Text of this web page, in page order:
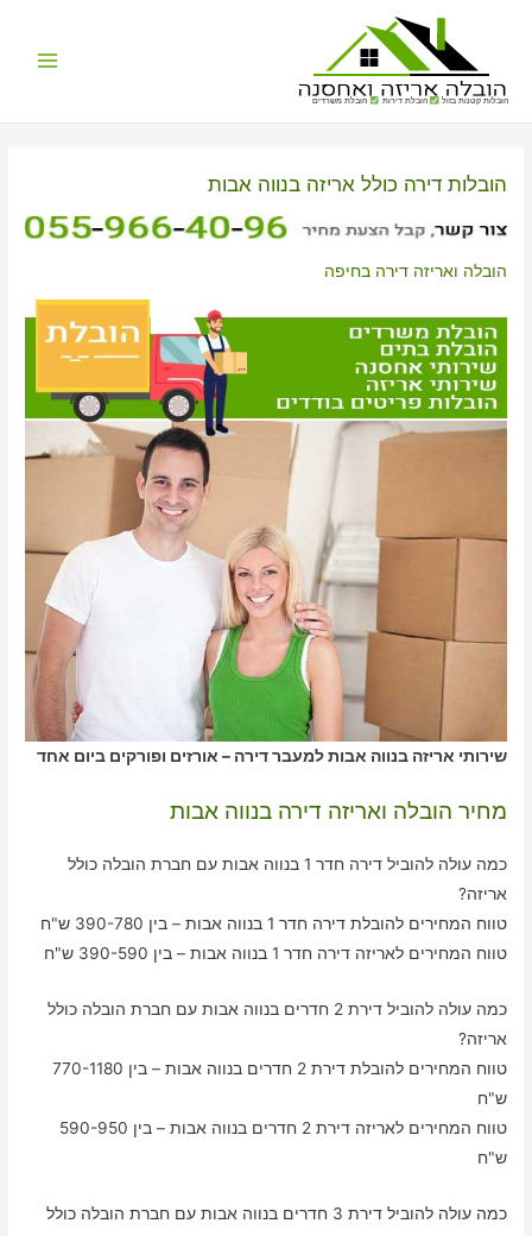
הובלות קטנות בזול הובלת דירות הובלת משרדים
הובלות דירה כולל אריזה בנווה אבות
הובלה ואריזה דירה בחיפה
שירותי אריזה בנווה אבות למעבר דירה – אורזים ופורקים ביום אחד
מחיר הובלה ואריזה דירה בנווה אבות
כמה עולה להוביל דירה חדר 1 בנווה אבות עם חברת הובלה כולל
אריזה?
טווח המחירים להובלת דירה חדר 1 בנווה אבות – בין 390-780 ש"ח
טווח המחירים לאריזה דירה חדר 1 בנווה אבות – בין 390-590 ש"ח
כמה עולה להוביל דירת 2 חדרים בנווה אבות עם חברת הובלה כולל
אריזה?
טווח המחירים להובלת דירת 2 חדרים בנווה אבות – בין 770-1180
ש"ח
טווח המחירים לאריזה דירת 2 חדרים בנווה אבות – בין 590-950
ש"ח
כמה עולה להוביל דירת 3 חדרים בנווה אבות עם חברת הובלה כולל